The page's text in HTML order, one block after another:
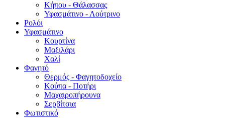
Κήπου - Θάλασσας
Υφασμάτινο - Λούτρινο
Ρολόι
Υφασμάτινο
Κουρτίνα
Μαξιλάρι
Χαλί
Φαγητό
Θερμός - Φαγητοδοχείο
Κούπα - Ποτήρι
Μαχαιροπήρουνα
Σερβίτσια
Φωτιστικό